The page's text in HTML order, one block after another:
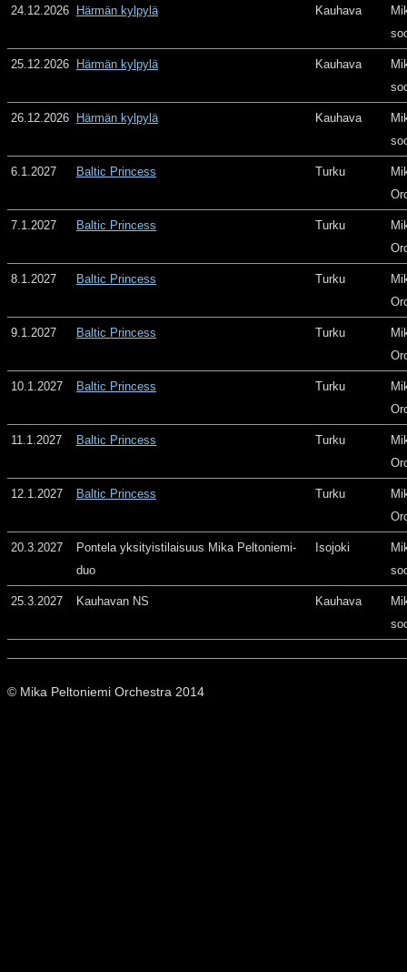
24.12.2026 Härmän kylpylä Kauhava
25.12.2026 Härmän kylpylä Kauhava
26.12.2026 Härmän kylpylä Kauhava
6.1.2027 Baltic Princess Turku
7.1.2027 Baltic Princess Turku
8.1.2027 Baltic Princess Turku
9.1.2027 Baltic Princess Turku
10.1.2027 Baltic Princess Turku
11.1.2027 Baltic Princess Turku
12.1.2027 Baltic Princess Turku
20.3.2027
Pontela yksityistilaisuus Mika Peltoniemi-
duo
Isojoki
25.3.2027 Kauhavan NS Kauhava
© Mika Peltoniemi Orchestra 2014